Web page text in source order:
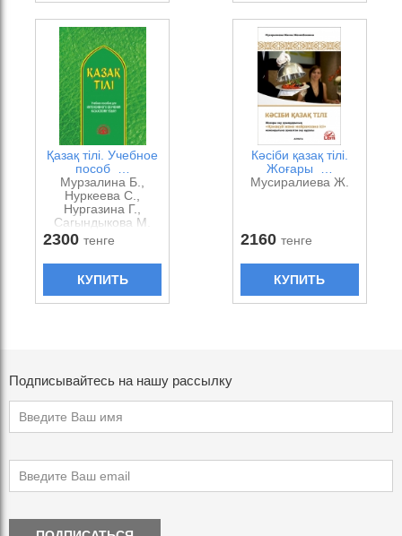
Қазақ тілі. Учебное
пособ …
Мурзалина Б.,
Нуркеева С.,
Нургазина Г.,
Сагындыкова М.
2300тенге
КУПИТЬ
Кәсіби қазақ тілі.
Жоғары …
Мусиралиева Ж.
2160 тенге
КУПИТЬ
Подписывайтесь на нашу рассылку